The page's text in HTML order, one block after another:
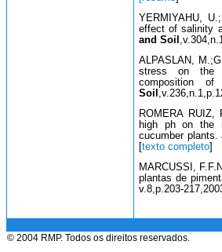
YERMIYAHU,
effect of salinity
and Soil
ALPASLAN,
stress on the
composition
Soil
ROMERA
high ph on the
cucumber plants.
texto completo
MARCUSSI,
plantas de
v.8,p.203-
© 2004 RMP. Todos os direitos reservados.